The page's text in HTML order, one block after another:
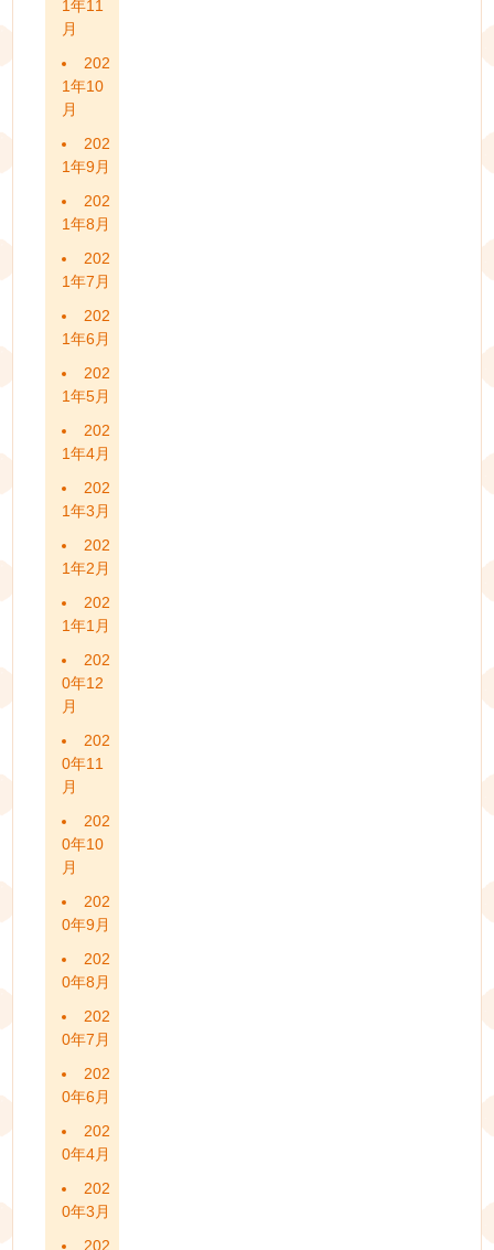
1年11
月
202
1年10
月
202
1年9月
202
1年8月
202
1年7月
202
1年6月
202
1年5月
202
1年4月
202
1年3月
202
1年2月
202
1年1月
202
0年12
月
202
0年11
月
202
0年10
月
202
0年9月
202
0年8月
202
0年7月
202
0年6月
202
0年4月
202
0年3月
202